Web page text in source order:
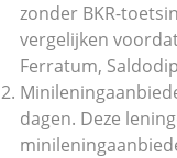
zonder BKR-
vergelijken
Ferratum,
dagen. Deze